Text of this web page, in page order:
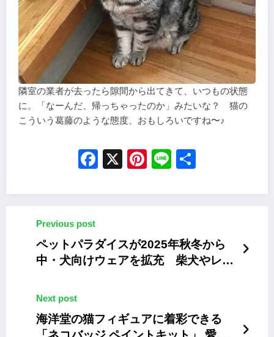
隣室の業者が去ったら隙間から出てきて、いつもの状態
に。「なーんだ、帰っちゃったのか」みたいな？ 猫の
こういう葛藤のような態度、おもしろいですね〜♪
Facebook
X Pinterest
Line
Previous post
ペットパラダイスが2025年秋冬から
中・犬向けウェアを拡充 柴犬やレト
Next post
海洋堂の猫フィギュアに着彩できる